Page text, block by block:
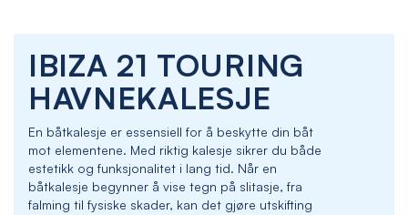
IBIZA 21 TOURING
HAVNEKALESJE
En båtkalesje er essensiell for å beskytte din båt
mot elementene. Med riktig kalesje sikrer du både
estetikk og funksjonalitet i lang tid. Når en
båtkalesje begynner å vise tegn på slitasje, fra
falming til fysiske skader, kan det gjøre utskifting
the
beginning
the
images
gallery